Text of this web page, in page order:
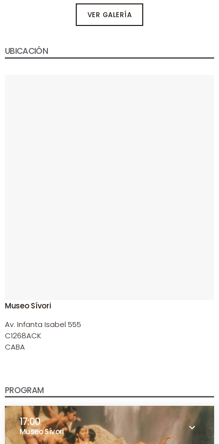
VER GALERÍA
UBICACIÓN
Museo Sívori
Av. Infanta Isabel 555
C1268ACK
CABA
PROGRAM
17:00
Museo Sívori keyboard_arrow_down